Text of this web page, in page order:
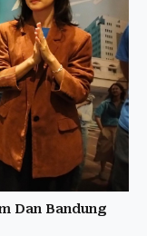
Dan Bandung